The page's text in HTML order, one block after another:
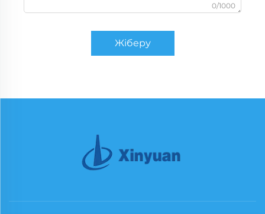
0/1000
Жіберу